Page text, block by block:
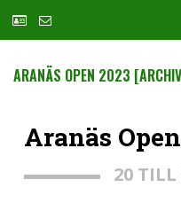
ARANÄS OPEN 2023
Aranäs
20 TILL